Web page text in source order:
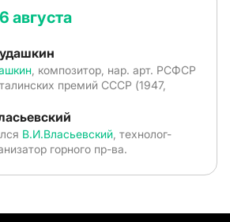
6 августа
, композитор, нар. арт. РСФСР
премий СССР (1947,
В.И.Власьевский , технолог-
горного пр-ва.